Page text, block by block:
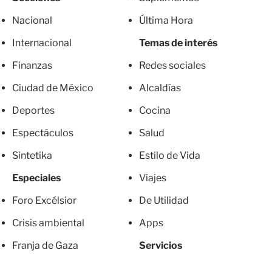
Nacional
Internacional
Finanzas
Ciudad de México
Deportes
Espectáculos
Sintetika
Especiales
Foro Excélsior
Crisis ambiental
Franja de Gaza
Última Hora
Temas de interés
Redes sociales
Alcaldías
Cocina
Salud
Estilo de Vida
Viajes
De Utilidad
Apps
Servicios